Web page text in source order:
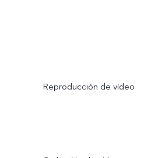
Reproducción de vídeo